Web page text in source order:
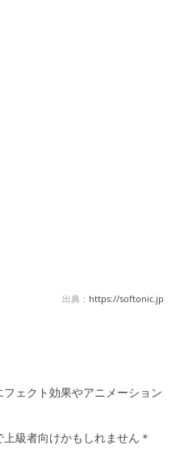
出典： https://softonic.jp
ェクト効果やアニメーション
級者向けかもしれません＊